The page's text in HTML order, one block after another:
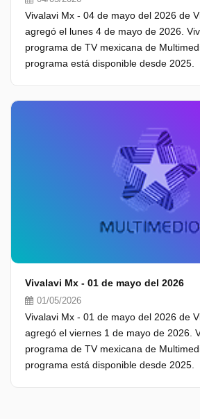
Vivalavi Mx - 04 de mayo del 2026 de
agregó el lunes 4 de mayo de 2026.
programa de TV mexicana de
programa está disponible desde 2025.
Vivalavi Mx - 01 de mayo del 2026
01/05/2026
Vivalavi Mx - 01 de mayo del 2026 de
agregó el viernes 1 de mayo de 2026.
programa de TV mexicana de
programa está disponible desde 2025.